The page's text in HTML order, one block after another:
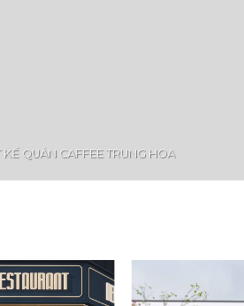
KẾ QUÁN CAFFEE TRUNG HOA